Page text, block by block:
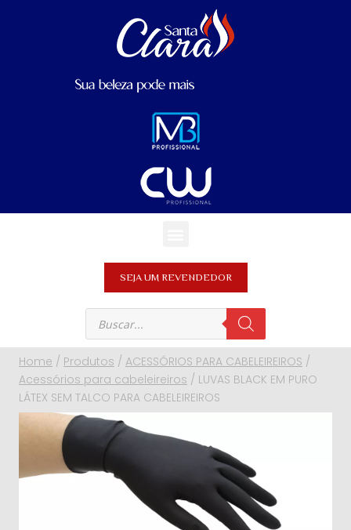
SEJA UM REVENDEDOR
Home / Produtos / ACESSÓRIOS PARA CABELEIREIROS /
Acessórios para cabeleireiros / LUVAS BLACK EM PURO
LÁTEX SEM TALCO PARA CABELEIREIROS